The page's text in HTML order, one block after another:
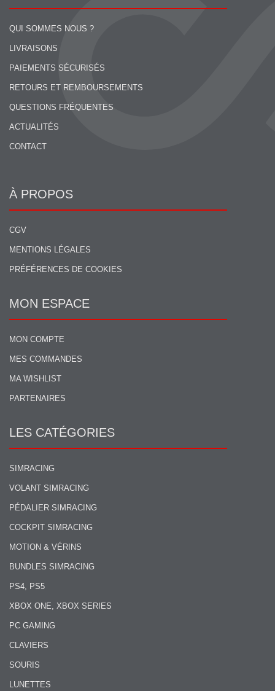
QUI SOMMES NOUS ?
LIVRAISONS
PAIEMENTS SÉCURISÉS
RETOURS ET REMBOURSEMENTS
QUESTIONS FRÉQUENTES
ACTUALITÉS
CONTACT
À PROPOS
CGV
MENTIONS LÉGALES
PRÉFÉRENCES DE COOKIES
MON ESPACE
MON COMPTE
MES COMMANDES
MA WISHLIST
PARTENAIRES
LES CATÉGORIES
SIMRACING
VOLANT SIMRACING
PÉDALIER SIMRACING
COCKPIT SIMRACING
MOTION & VÉRINS
BUNDLES SIMRACING
PS4, PS5
XBOX ONE, XBOX SERIES
PC GAMING
CLAVIERS
SOURIS
LUNETTES